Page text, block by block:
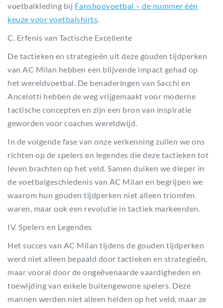
voetbalkleding bij Fanshopvoetbal – de nummer één
keuze voor voetbalshirts.
C. Erfenis van Tactische Excellente
De tactieken en strategieën uit deze gouden tijdperken
van AC Milan hebben een blijvende impact gehad op
het wereldvoetbal. De benaderingen van Sacchi en
Ancelotti hebben de weg vrijgemaakt voor moderne
tactische concepten en zijn een bron van inspiratie
geworden voor coaches wereldwijd.
In de volgende fase van onze verkenning zullen we ons
richten op de spelers en legendes die deze tactieken tot
leven brachten op het veld. Samen duiken we dieper in
de voetbalgeschiedenis van AC Milan en begrijpen we
waarom hun gouden tijdperken niet alleen triomfen
waren, maar ook een revolutie in tactiek markeerden.
IV. Spelers en Legendes
Het succes van AC Milan tijdens de gouden tijdperken
werd niet alleen bepaald door tactieken en strategieën,
maar vooral door de ongeëvenaarde vaardigheden en
toewijding van enkele buitengewone spelers. Deze
mannen werden niet alleen helden op het veld, maar ze